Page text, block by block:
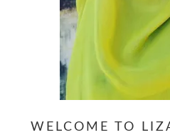
WELCOME TO